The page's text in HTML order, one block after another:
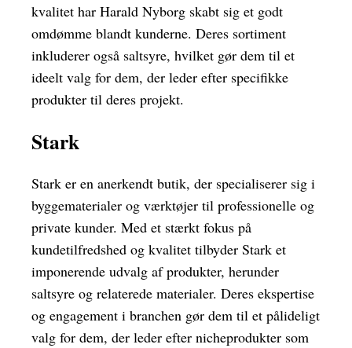
kvalitet har Harald Nyborg skabt sig et godt
omdømme blandt kunderne. Deres sortiment
inkluderer også saltsyre, hvilket gør dem til et
ideelt valg for dem, der leder efter specifikke
produkter til deres projekt.
Stark
Stark er en anerkendt butik, der specialiserer sig i
byggematerialer og værktøjer til professionelle og
private kunder. Med et stærkt fokus på
kundetilfredshed og kvalitet tilbyder Stark et
imponerende udvalg af produkter, herunder
saltsyre og relaterede materialer. Deres ekspertise
og engagement i branchen gør dem til et pålideligt
valg for dem, der leder efter nicheprodukter som